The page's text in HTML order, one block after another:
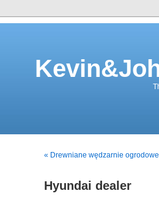
« Drewniane wędzarnie ogrodowe
Hyundai dealer